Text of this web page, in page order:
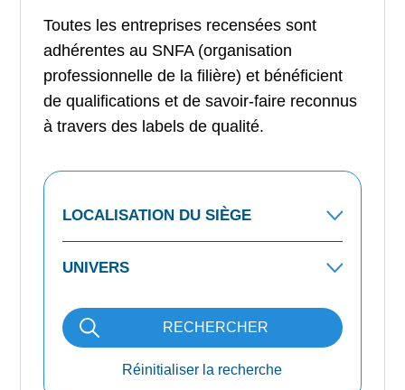
Toutes les entreprises recensées sont
adhérentes au SNFA (organisation
professionnelle de la filière) et bénéficient
de qualifications et de savoir-faire reconnus
à travers des labels de qualité.
RECHERCHER
Réinitialiser la recherche